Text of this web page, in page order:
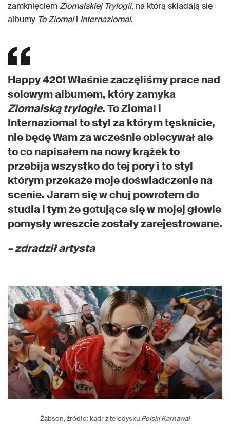
zamknięciemZiomalskiej Trylogii, na którą składają się
albumy To Ziomali Internaziomal.
Happy 420! Właśnie zaczęliśmy prace nad
solowym albumem, który zamyka
Ziomalską trylogie. To Ziomal i
Internaziomal to styl za którym tęsknicie,
nie będę Wam za wcześnie obiecywał ale
to co napisałem na nowy krążek to
przebija wszystko do tej pory i to styl
którym przekaże moje doświadczenie na
scenie. Jaram się w chuj powrotem do
studia i tym że gotujące się w mojej głowie
pomysły wreszcie zostały zarejestrowane.
– zdradził artysta
Żabson, źródło: kadr z teledysku Polski Karnawał